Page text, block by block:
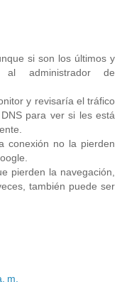
si son los últimos y
administrador de
y revisaría el tráfico
para ver si les está
conexión no la pierden
pierden la navegación,
también puede ser
m.